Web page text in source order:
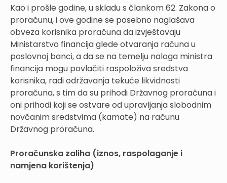
Kao i prošle godine, u skladu s člankom 62. Zakona o
proračunu, i ove godine se posebno naglašava
obveza korisnika proračuna da izvještavaju
Ministarstvo financija glede otvaranja računa u
poslovnoj banci, a da se na temelju naloga ministra
financija mogu povlačiti raspoloživa sredstva
korisnika, radi održavanja tekuće likvidnosti
proračuna, s tim da su prihodi Državnog proračuna i
oni prihodi koji se ostvare od upravljanja slobodnim
novčanim sredstvima (kamate) na računu
Državnog proračuna.
Proračunska zaliha (iznos, raspolaganje i
namjena korištenja)